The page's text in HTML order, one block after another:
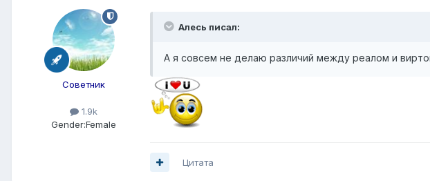
Советник
1.9k
Gender:Female
Алесь писал:
А я совсем не делаю различий между реалом и
Цитата